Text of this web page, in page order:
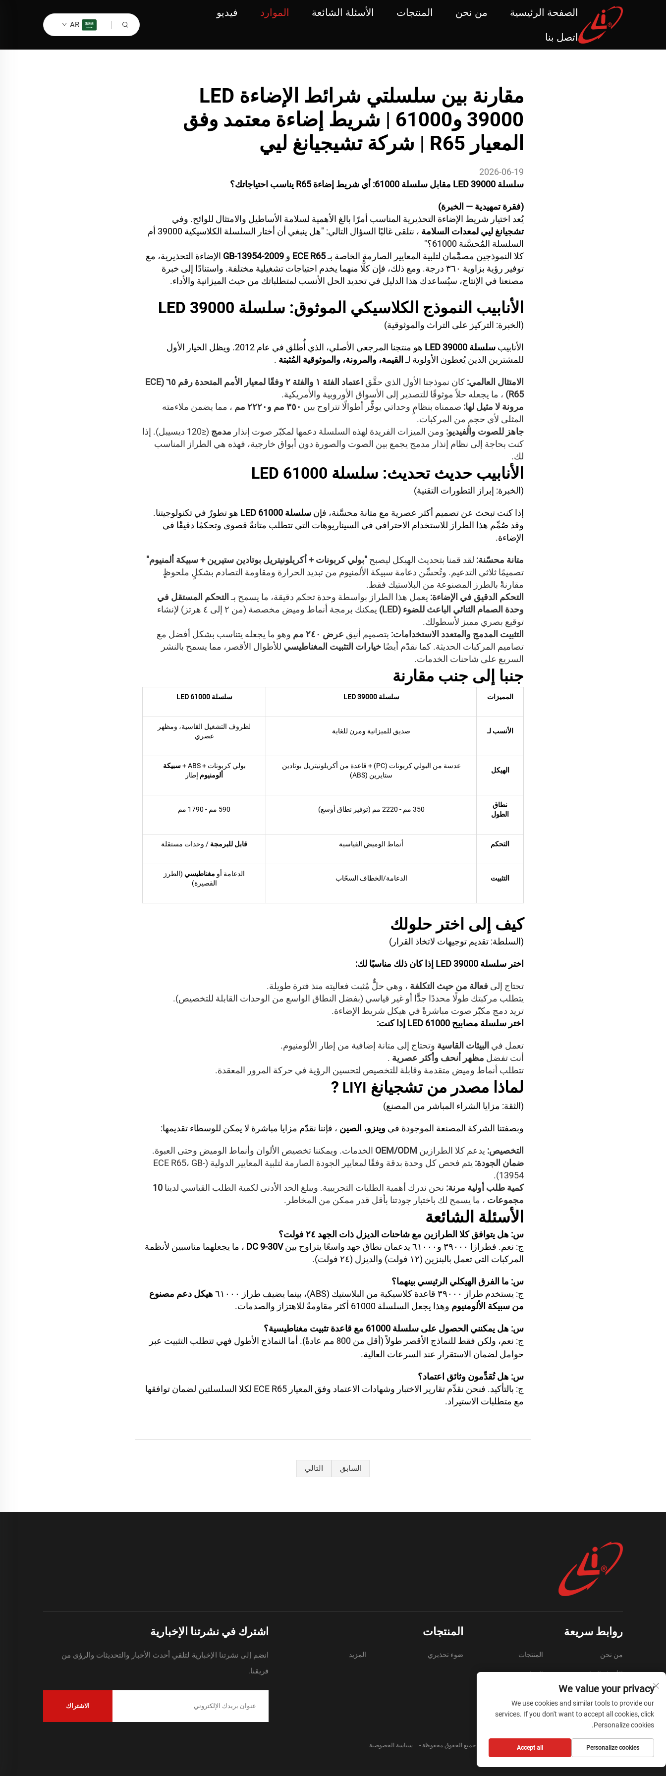
الصفحة الرئيسية من نحن المنتجات الأسئلة الشائعة الموارد فيديو
اتصل بنا
AR
مقارنة بين سلسلتي شرائط الإضاءة LED
39000 و61000 | شريط إضاءة معتمد وفق
المعيار R65 | شركة تشيجيانغ ليي
2026-06-19
سلسلة LED 39000 مقابل سلسلة 61000: أي شريط إضاءة R65 يناسب احتياجاتك؟
(فقرة تمهيدية — الخبرة)
يُعد اختيار شريط الإضاءة التحذيرية المناسب أمرًا بالغ الأهمية لسلامة الأساطيل والامتثال للوائح. وفي
تشجيانغ ليي لمعدات السلامة ، نتلقى غالبًا السؤال التالي:
"هل ينبغي أن أختار السلسلة الكلاسيكية 39000 أم
السلسلة المُحسَّنة 61000؟"
كلا النموذجين مصمَّمان لتلبية المعايير الصارمة الخاصة بـECE R65 و GB-13954-2009 الإضاءة التحذيرية، مع
توفير رؤية بزاوية ٣٦٠ درجة. ومع ذلك، فإن كلًّا منهما يخدم احتياجات تشغيلية مختلفة. واستنادًا إلى خبرة
مصنعنا في الإنتاج، سيُساعدك هذا الدليل في تحديد الحل الأنسب لمتطلباتك من حيث الميزانية والأداء.
الأنابيب النموذج الكلاسيكي الموثوق: سلسلة LED 39000
(الخبرة: التركيز على التراث والموثوقية)
الأنابيب سلسلة LED 39000
هو منتجنا المرجعي الأصلي، الذي أُطلق في عام 2012. ويظل الخيار الأول
للمشترين الذين يُعطون الأولوية لـ القيمة، والمرونة، والموثوقية المُثبتة .
الامتثال العالمي: كان نموذجنا الأول الذي حقَّق
اعتماد الفئة ١ والفئة ٢ وفقًا لمعيار الأمم المتحدة رقم ٦٥ (ECE
R65) ، ما يجعله حلاً موثوقًا للتصدير إلى الأسواق الأوروبية والأمريكية.
مرونة لا مثيل لها: صممناه بنظامٍ وحداتي يوفِّر أطوالًا تتراوح بين ٣٥٠ مم و٢٢٢٠ مم
، مما يضمن ملاءمته
المثلى لأي حجمٍ من المركبات.
جاهز للصوت والفيديو: ومن الميزات الفريدة لهذه السلسلة دعمها لمكبّر صوت إنذار مدمج
(≤120 ديسيبل). إذا
كنت بحاجة إلى نظام إنذار مدمج يجمع بين الصوت والصورة دون أبواق خارجية، فهذه هي الطراز المناسب
لك.
الأنابيب حديثتحديث: سلسلة LED 61000
(الخبرة: إبراز التطورات التقنية)
إذا كنت تبحث عن تصميم أكثر عصرية مع متانة محسَّنة، فإن سلسلة LED 61000
هو تطورٌ في تكنولوجيتنا.
وقد صُمِّم هذا الطراز للاستخدام الاحترافي في السيناريوهات التي تتطلب متانةً قصوى وتحكمًا دقيقًا في
الإضاءة.
متانة محسّنة: لقد قمنا بتحديث الهيكل ليصبح "بولي كربونات + أكريلونيتريل بوتادين ستيرين + سبيكة ألمنيوم"
تصميمًا ثلاثي التدعيم. وتُحسِّن دعامة سبيكة الألمنيوم من تبديد الحرارة ومقاومة التصادم بشكلٍ ملحوظٍ
مقارنةً بالطرز المصنوعة من البلاستيك فقط.
التحكم الدقيق في الإضاءة: يعمل هذا الطراز بواسطة وحدة تحكم دقيقة، ما يسمح بـ التحكم المستقل في
وحدة الصمام الثنائي الباعث للضوء (LED)
يمكنك برمجة أنماط وميض مخصصة (من ٢ إلى ٤ هرتز) لإنشاء
توقيع بصري مميز لأسطولك.
التثبيت المدمج والمتعدد الاستخدامات: بتصميم أنيق عرض ٢٤٠ مم
وهو ما يجعله يتناسب بشكل أفضل مع
تصاميم المركبات الحديثة. كما نقدّم أيضًا خيارات التثبيت المغناطيسي للأطوال الأقصر، مما يسمح بالنشر
السريع على شاحنات الخدمات.
جنبا إلى جنب مقارنة
المميزات سلسلة LED 39000 سلسلة LED 61000
الأنسب لـ صديق للميزانية ومرن للغاية
لظروف التشغيل القاسية، ومظهر
عصري
الهيكل
عدسة من البولي كربونات (PC) + قاعدة من أكريلونيتريل بوتادين
ستايرين (ABS)
بولي كربونات + ABS +
سبيكة
ألومنيوم إطار
نطاق
الطول
350 مم - 2220 مم (توفير نطاق أوسع) 590 مم - 1790 مم
التحكم أنماط الوميض القياسية قابل للبرمجة / وحدات مستقلة
التثبيت الدعامة/الخطاف السحّاب
الدعامة أو مغناطيسي (الطرز
القصيرة)
كيف إلى اختر حلولك
(السلطة: تقديم توجيهات لاتخاذ القرار)
اختر سلسلة LED 39000 إذا كان ذلك مناسبًا لك:
تحتاج إلى فعالة من حيث التكلفة ، وهي حلٌّ مُثبت فعاليته منذ فترة طويلة.
يتطلب مركبتك طولًا محددًا جدًّا أو غير قياسي (بفضل النطاق الواسع من الوحدات القابلة للتخصيص).
تريد دمج مكبّر صوت مباشرةً في هيكل شريط الإضاءة.
اختر سلسلة مصابيح LED 61000 إذا كنت:
تعمل في البيئات القاسية وتحتاج إلى متانة إضافية من إطار الألومنيوم.
أنت تفضل مظهر أنحف وأكثر عصرية .
تتطلب أنماط وميض متقدمة وقابلة للتخصيص لتحسين الرؤية في حركة المرور المعقدة.
لماذا مصدر من تشجيانغ LIYI
?
(الثقة: مزايا الشراء المباشر من المصنع)
وبصفتنا الشركة المصنعة الموجودة في وينزو، الصين ، فإننا نقدّم مزايا مباشرة لا يمكن للوسطاء تقديمها:
التخصيص: يدعم كلا الطرازين OEM/ODM الخدمات. ويمكننا تخصيص الألوان وأنماط الوميض وحتى العبوة.
ضمان الجودة:
يتم فحص كل وحدة بدقة وفقًا لمعايير الجودة الصارمة لتلبية المعايير الدولية (ECE R65، GB-
13954).
كمية طلب أولية مرنة: نحن ندرك أهمية الطلبات التجريبية. ويبلغ الحد الأدنى لكمية الطلب القياسي لدينا 10
مجموعات ، ما يسمح لك باختبار جودتنا بأقل قدر ممكن من المخاطر.
الأسئلة الشائعة
س: هل يتوافق كلا الطرازين مع شاحنات الديزل ذات الجهد ٢٤ فولت؟
ج: نعم. فطرازا ٣٩٠٠٠ و٦١٠٠٠ يدعمان نطاق جهد واسعًا يتراوح بين
DC 9-30V ، ما يجعلهما مناسبين لأنظمة
المركبات التي تعمل بالبنزين (١٢ فولت) والديزل (٢٤ فولت).
س: ما الفرق الهيكلي الرئيسي بينهما؟
ج: يستخدم طراز ٣٩٠٠٠ قاعدة كلاسيكية من البلاستيك (ABS)، بينما يضيف طراز ٦١٠٠٠
هيكل دعم مصنوع
من سبيكة الألومنيوم وهذا يجعل السلسلة 61000 أكثر مقاومةً للاهتزاز والصدمات.
س: هل يمكنني الحصول على سلسلة 61000 مع قاعدة تثبيت مغناطيسية؟
ج: نعم، ولكن فقط للنماذج الأقصر طولاً (أقل من
8 00 مم عادةً). أما النماذج الأطول فهي تتطلب التثبيت عبر
حوامل لضمان الاستقرار عند السرعات العالية.
س: هل تُقدِّمون وثائق اعتماد؟
ج: بالتأكيد. فنحن نقدِّم تقارير الاختبار وشهادات الاعتماد وفق المعيار ECE R65 لكلا السلسلتين لضمان توافقها
مع متطلبات الاستيراد.
السابق التالي
روابط سريعة
من نحن المنتجات
الأسئلة الشائعة الموارد
فيديو
المدونة
المنتجات
ضوء تحذيري المزيد
اشترك في نشرتنا الإخبارية
انضم إلى نشرتنا الإخبارية لتلقي أحدث الأخبار والتحديثات والرؤى من
فريقنا.
الاشتراك
حقوق النشر © Zhejiang Liyi Security Protection Co., Ltd. جميع الحقوق محفوظة - سياسة الخصوصية
We value your privacy
We use cookies and similar tools to provide our
services. If you don't want to accept all cookies, click
Personalize cookies.
Personalize cookies
Accept all